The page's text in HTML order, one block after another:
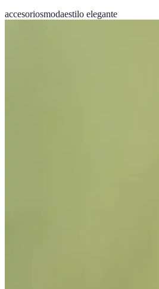
accesoriosmodaestilo elegante